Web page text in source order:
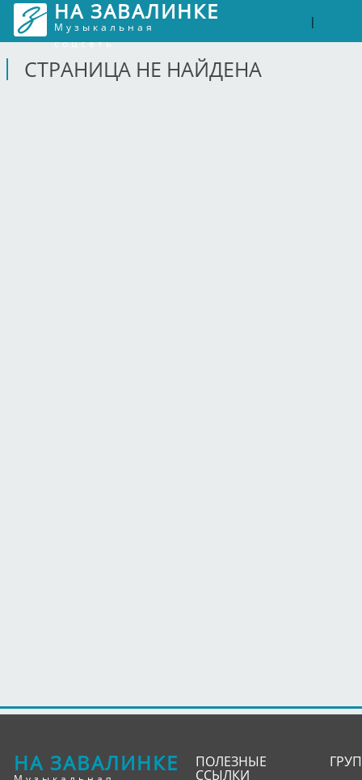
НА ЗАВАЛИНКЕ
Музыкальная
соцсеть
|
СТРАНИЦА НЕ НАЙДЕНА
НА ЗАВАЛИНКЕ ПОЛЕЗНЫЕ
ССЫЛКИ